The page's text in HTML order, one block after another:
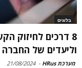
בלוגים
8 דרכים לחיזוק
וליעדים של החברה
מערכת HRus -
21/08/2024